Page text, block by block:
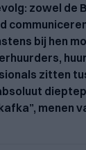
zowel de
bij hen
zitten
menen